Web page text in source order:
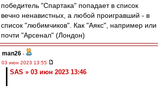
победитель "Спартака" попадает в список
вечно ненавистных, а любой проигравший - в
список "любимчиков". Как "Аякс", например или
почти "Арсенал" (Лондон)
man26 -
03 июн 2023 13:55
SAS » 03 июн 2023 13:46